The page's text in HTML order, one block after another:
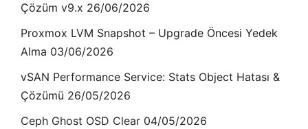
Çözüm v9.x 26/06/2026
Proxmox LVM Snapshot – Upgrade Öncesi Yedek
Alma 03/06/2026
vSAN Performance Service: Stats Object Hatası &
Çözümü 26/05/2026
Ceph Ghost OSD Clear 04/05/2026